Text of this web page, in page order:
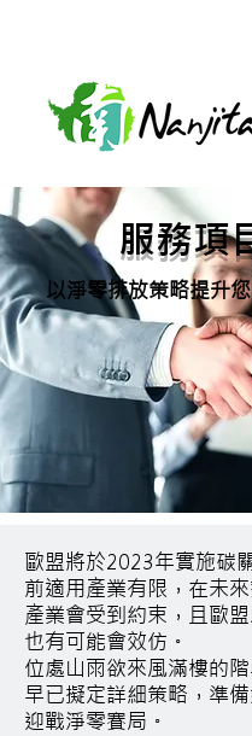
服務項
以淨零排放策略提升
歐盟將於2023年實施碳
前適用產業有限，在未
產業會受到約束，且歐
也有可能會效仿。
位處山雨欲來風滿樓的
早已擬定詳細策略，準
迎戰淨零賽局。